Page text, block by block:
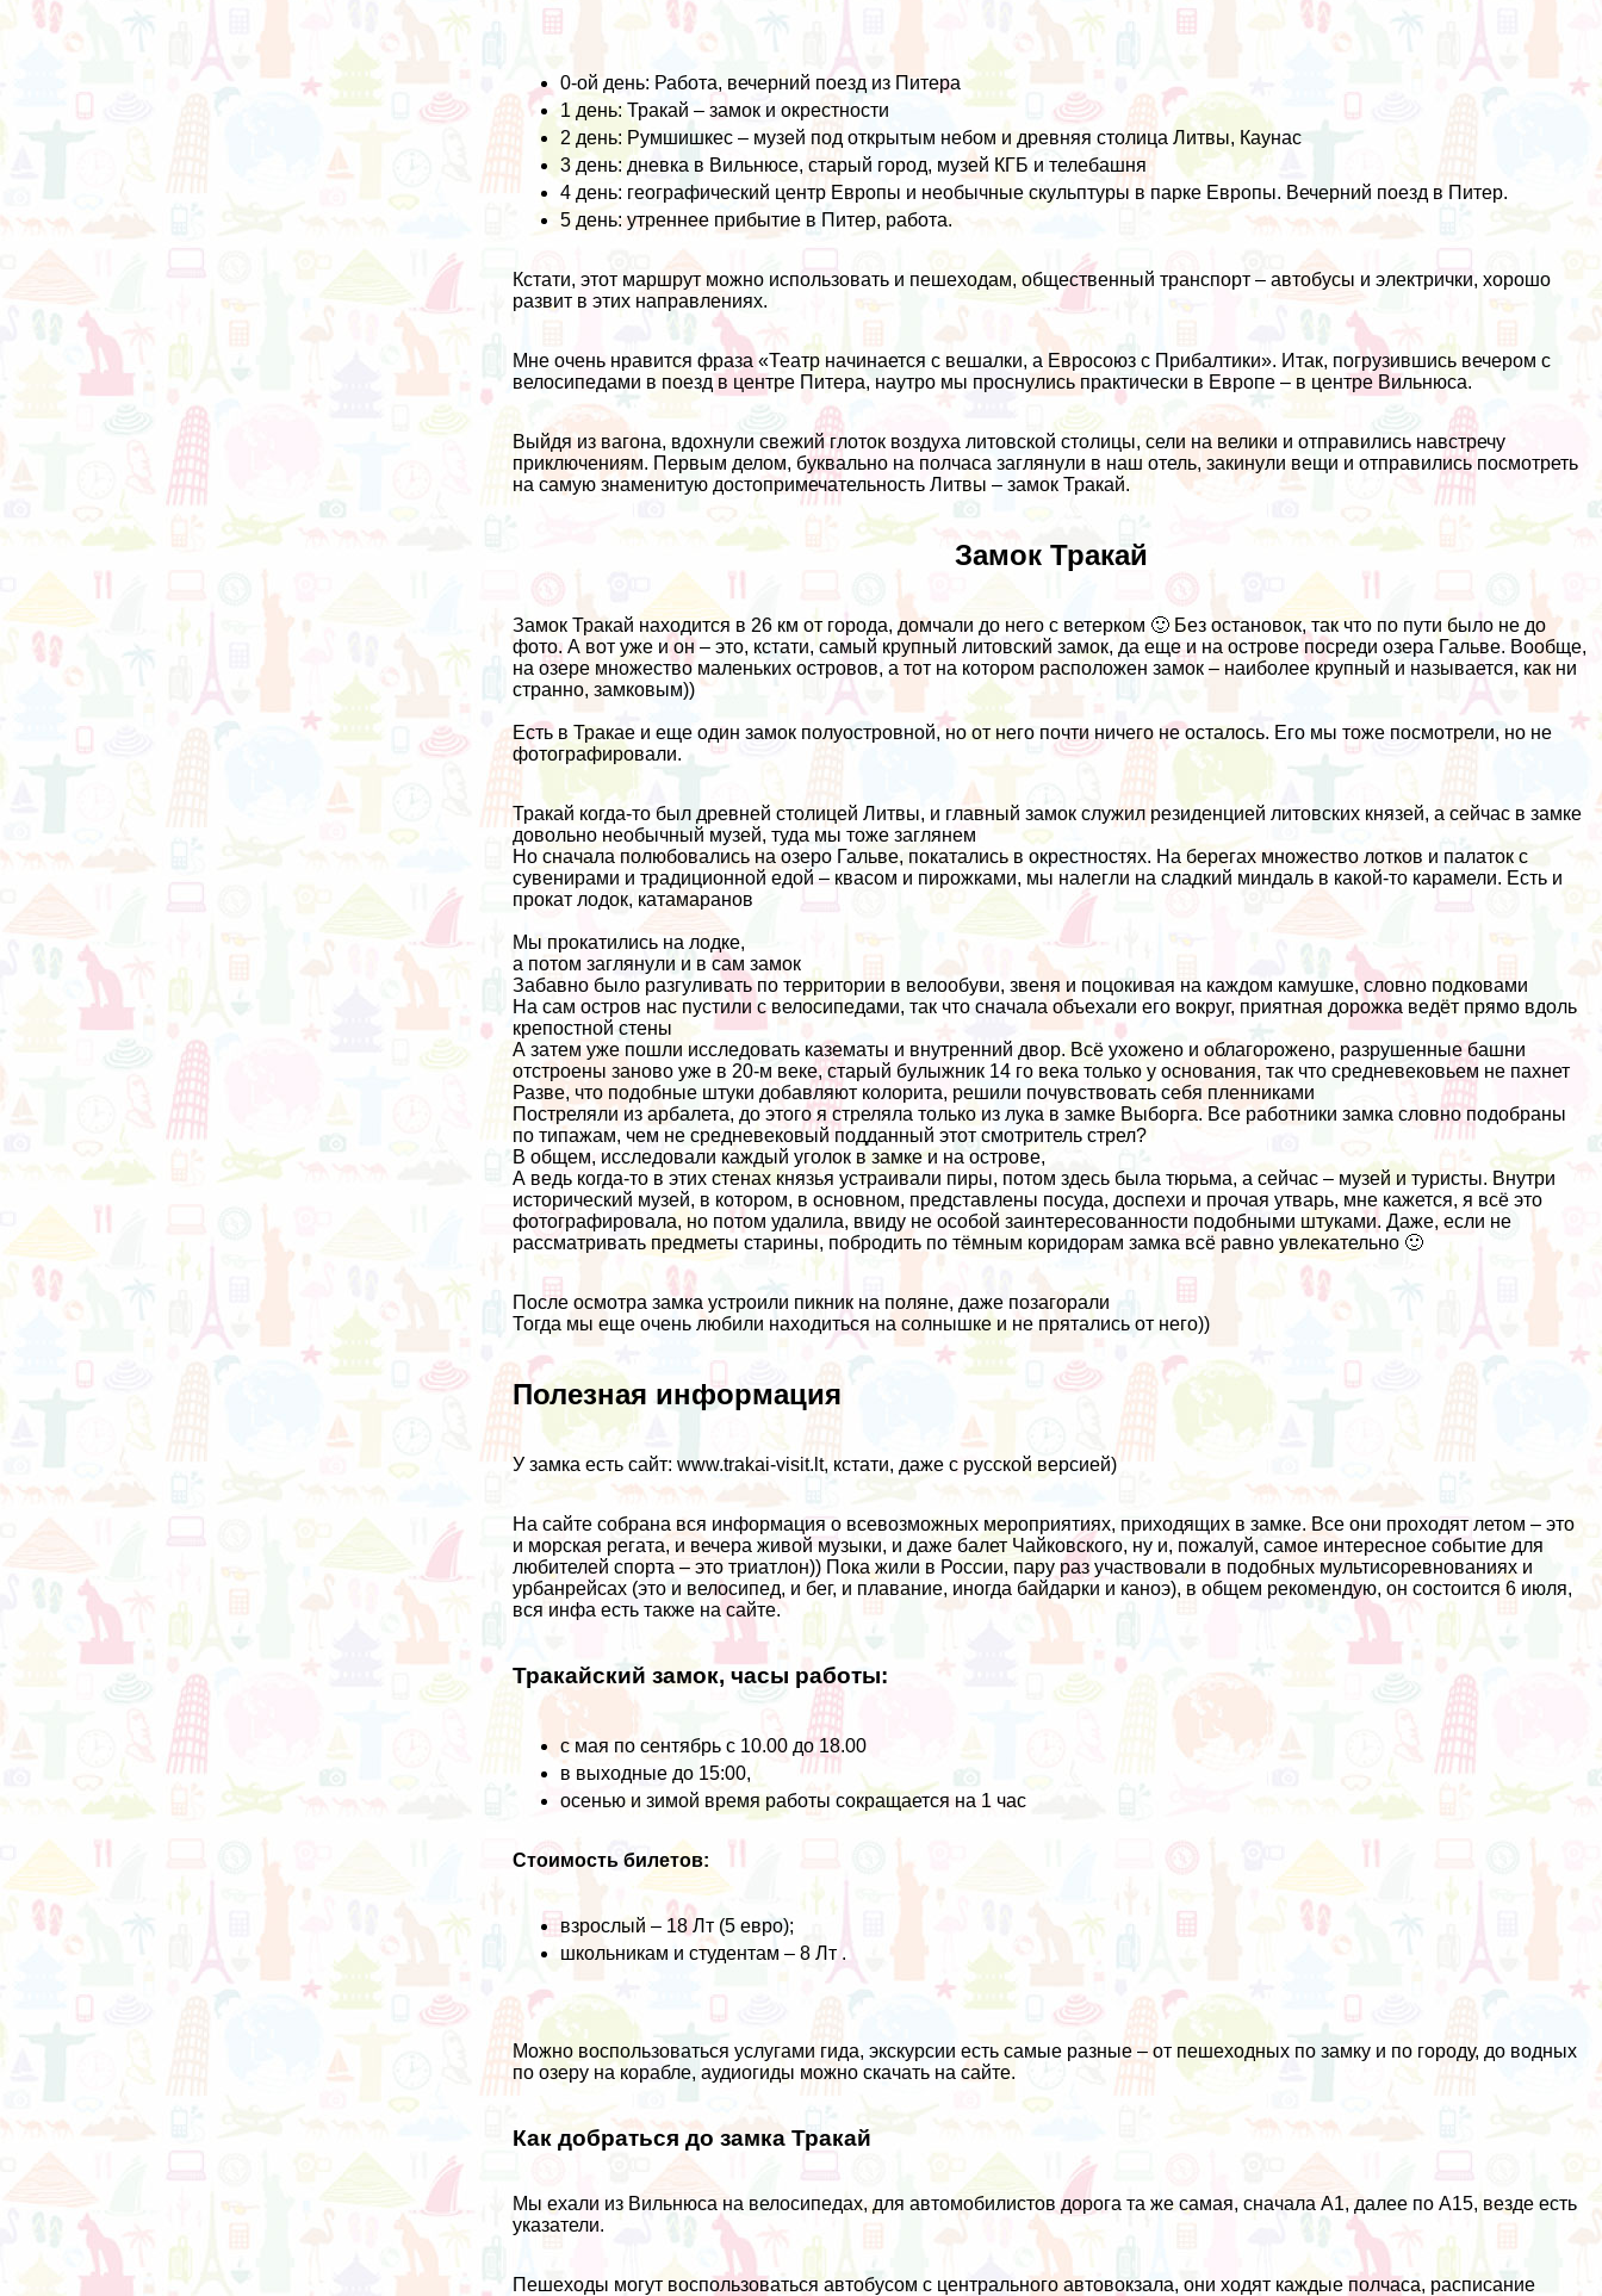
0-ой день: Работа, вечерний поезд из Питера
1 день: Тракай – замок и окрестности
2 день: Румшишкес – музей под открытым небом и древняя столица Литвы, Каунас
3 день: дневка в Вильнюсе, старый город, музей КГБ и телебашня
4 день: географический центр Европы и необычные скульптуры в парке Европы. Вечерний поезд в Питер.
5 день: утреннее прибытие в Питер, работа.
Кстати, этот маршрут можно использовать и пешеходам, общественный транспорт – автобусы и электрички, хорошо
развит в этих направлениях.
Мне очень нравится фраза «Театр начинается с вешалки, а Евросоюз с Прибалтики». Итак, погрузившись вечером с
велосипедами в поезд в центре Питера, наутро мы проснулись практически в Европе – в центре Вильнюса.
Выйдя из вагона, вдохнули свежий глоток воздуха литовской столицы, сели на велики и отправились навстречу
приключениям. Первым делом, буквально на полчаса заглянули в наш отель, закинули вещи и отправились посмотреть
на самую знаменитую достопримечательность Литвы – замок Тракай.
Замок Тракай
Замок Тракай находится в 26 км от города, домчали до него с ветерком 🙂 Без остановок, так что по пути было не до
фото. А вот уже и он – это, кстати, самый крупный литовский замок, да еще и на острове посреди озера Гальве. Вообще,
на озере множество маленьких островов, а тот на котором расположен замок – наиболее крупный и называется, как ни
странно, замковым))
Есть в Тракае и еще один замок полуостровной, но от него почти ничего не осталось. Его мы тоже посмотрели, но не
фотографировали.
Тракай когда-то был древней столицей Литвы, и главный замок служил резиденцией литовских князей, а сейчас в замке
довольно необычный музей, туда мы тоже заглянем
Но сначала полюбовались на озеро Гальве, покатались в окрестностях. На берегах множество лотков и палаток с
сувенирами и традиционной едой – квасом и пирожками, мы налегли на сладкий миндаль в какой-то карамели. Есть и
прокат лодок, катамаранов
Мы прокатились на лодке,
а потом заглянули и в сам замок
Забавно было разгуливать по территории в велообуви, звеня и поцокивая на каждом камушке, словно подковами
На сам остров нас пустили с велосипедами, так что сначала объехали его вокруг, приятная дорожка ведёт прямо вдоль
крепостной стены
А затем уже пошли исследовать казематы и внутренний двор. Всё ухожено и облагорожено, разрушенные башни
отстроены заново уже в 20-м веке, старый булыжник 14 го века только у основания, так что средневековьем не пахнет
Разве, что подобные штуки добавляют колорита, решили почувствовать себя пленниками
Постреляли из арбалета, до этого я стреляла только из лука в замке Выборга. Все работники замка словно подобраны
по типажам, чем не средневековый подданный этот смотритель стрел?
В общем, исследовали каждый уголок в замке и на острове,
А ведь когда-то в этих стенах князья устраивали пиры, потом здесь была тюрьма, а сейчас – музей и туристы. Внутри
исторический музей, в котором, в основном, представлены посуда, доспехи и прочая утварь, мне кажется, я всё это
фотографировала, но потом удалила, ввиду не особой заинтересованности подобными штуками. Даже, если не
рассматривать предметы старины, побродить по тёмным коридорам замка всё равно увлекательно 🙂
После осмотра замка устроили пикник на поляне, даже позагорали
Тогда мы еще очень любили находиться на солнышке и не прятались от него))
Полезная информация
У замка есть сайт: www.trakai-visit.lt, кстати, даже с русской версией)
На сайте собрана вся информация о всевозможных мероприятиях, приходящих в замке. Все они проходят летом – это
и морская регата, и вечера живой музыки, и даже балет Чайковского, ну и, пожалуй, самое интересное событие для
любителей спорта – это триатлон)) Пока жили в России, пару раз участвовали в подобных мультисоревнованиях и
урбанрейсах (это и велосипед, и бег, и плавание, иногда байдарки и каноэ), в общем рекомендую, он состоится 6 июля,
вся инфа есть также на сайте.
Тракайский замок, часы работы:
c мая по сентябрь c 10.00 до 18.00
в выходные до 15:00,
осенью и зимой время работы сокращается на 1 час
Стоимость билетов:
взрослый – 18 Лт (5 евро);
школьникам и студентам – 8 Лт .
Можно воспользоваться услугами гида, экскурсии есть самые разные – от пешеходных по замку и по городу, до водных
по озеру на корабле, аудиогиды можно скачать на сайте.
Как добраться до замка Тракай
Мы ехали из Вильнюса на велосипедах, для автомобилистов дорога та же самая, сначала А1, далее по A15, везде есть
указатели.
Пешеходы могут воспользоваться автобусом с центрального автовокзала, они ходят каждые полчаса, расписание